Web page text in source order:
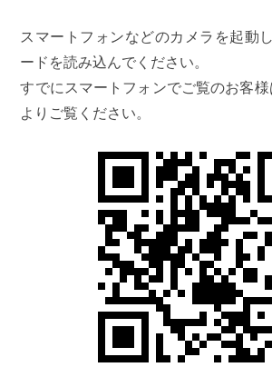
スマートフォンなどのカメラを起動
ードを読み込んでください。
すでにスマートフォンでご覧のお客
よりご覧ください。